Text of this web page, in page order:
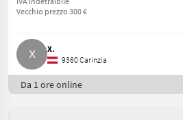
Vecchio prezzo 300 €
X.
9360 Carinzia
Da 1 ore online